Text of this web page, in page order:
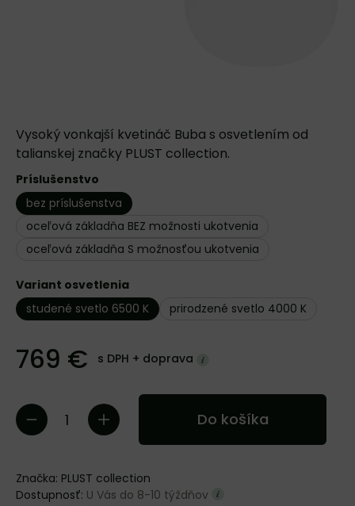
Vysoký vonkajší kvetináč Buba s osvetlením od
talianskej značky PLUST collection.
Príslušenstvo
bez príslušenstva
oceľová základňa BEZ možnosti ukotvenia
oceľová základňa S možnosťou ukotvenia
Variant osvetlenia
studené svetlo 6500 K
prirodzené svetlo 4000 K
769 € s DPH + doprava
Do košíka
Značka: PLUST collection
Dostupnosť: U Vás do 8-10 týždňov